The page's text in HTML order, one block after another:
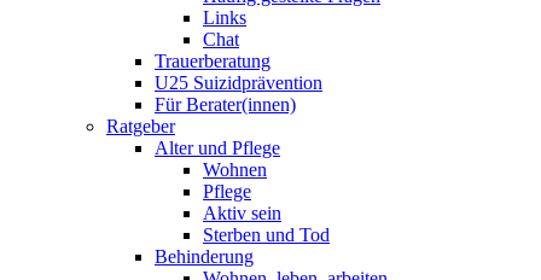
Links
Chat
Trauerberatung
U25 Suizidprävention
Für Berater(innen)
Ratgeber
Alter und Pflege
Wohnen
Pflege
Aktiv sein
Sterben und Tod
Behinderung